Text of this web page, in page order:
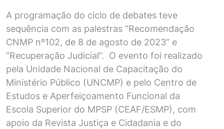
A programação do ciclo de debates teve
sequência com as palestras “Recomendação
CNMP nº102, de 8 de agosto de 2023” e
“Recuperação Judicial”. O evento foi realizado
pela Unidade Nacional de Capacitação do
Ministério Público (UNCMP) e pelo Centro de
Estudos e Aperfeiçoamento Funcional da
Escola Superior do MPSP (CEAF/ESMP), com
apoio da Revista Justiça e Cidadania e do